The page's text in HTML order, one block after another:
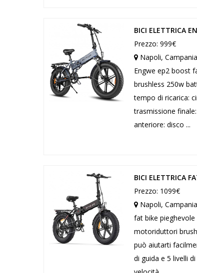
BICI ELETTRICA
Prezzo: 999€
Napoli, Campania
Engwe ep2 boost
brushless 250w
tempo di ricarica:
trasmissione
anteriore: disco ...
BICI ELETTRICA
Prezzo: 1099€
Napoli, Campania
fat bike
motoriduttori
può aiutarti
di guida e 5 livelli